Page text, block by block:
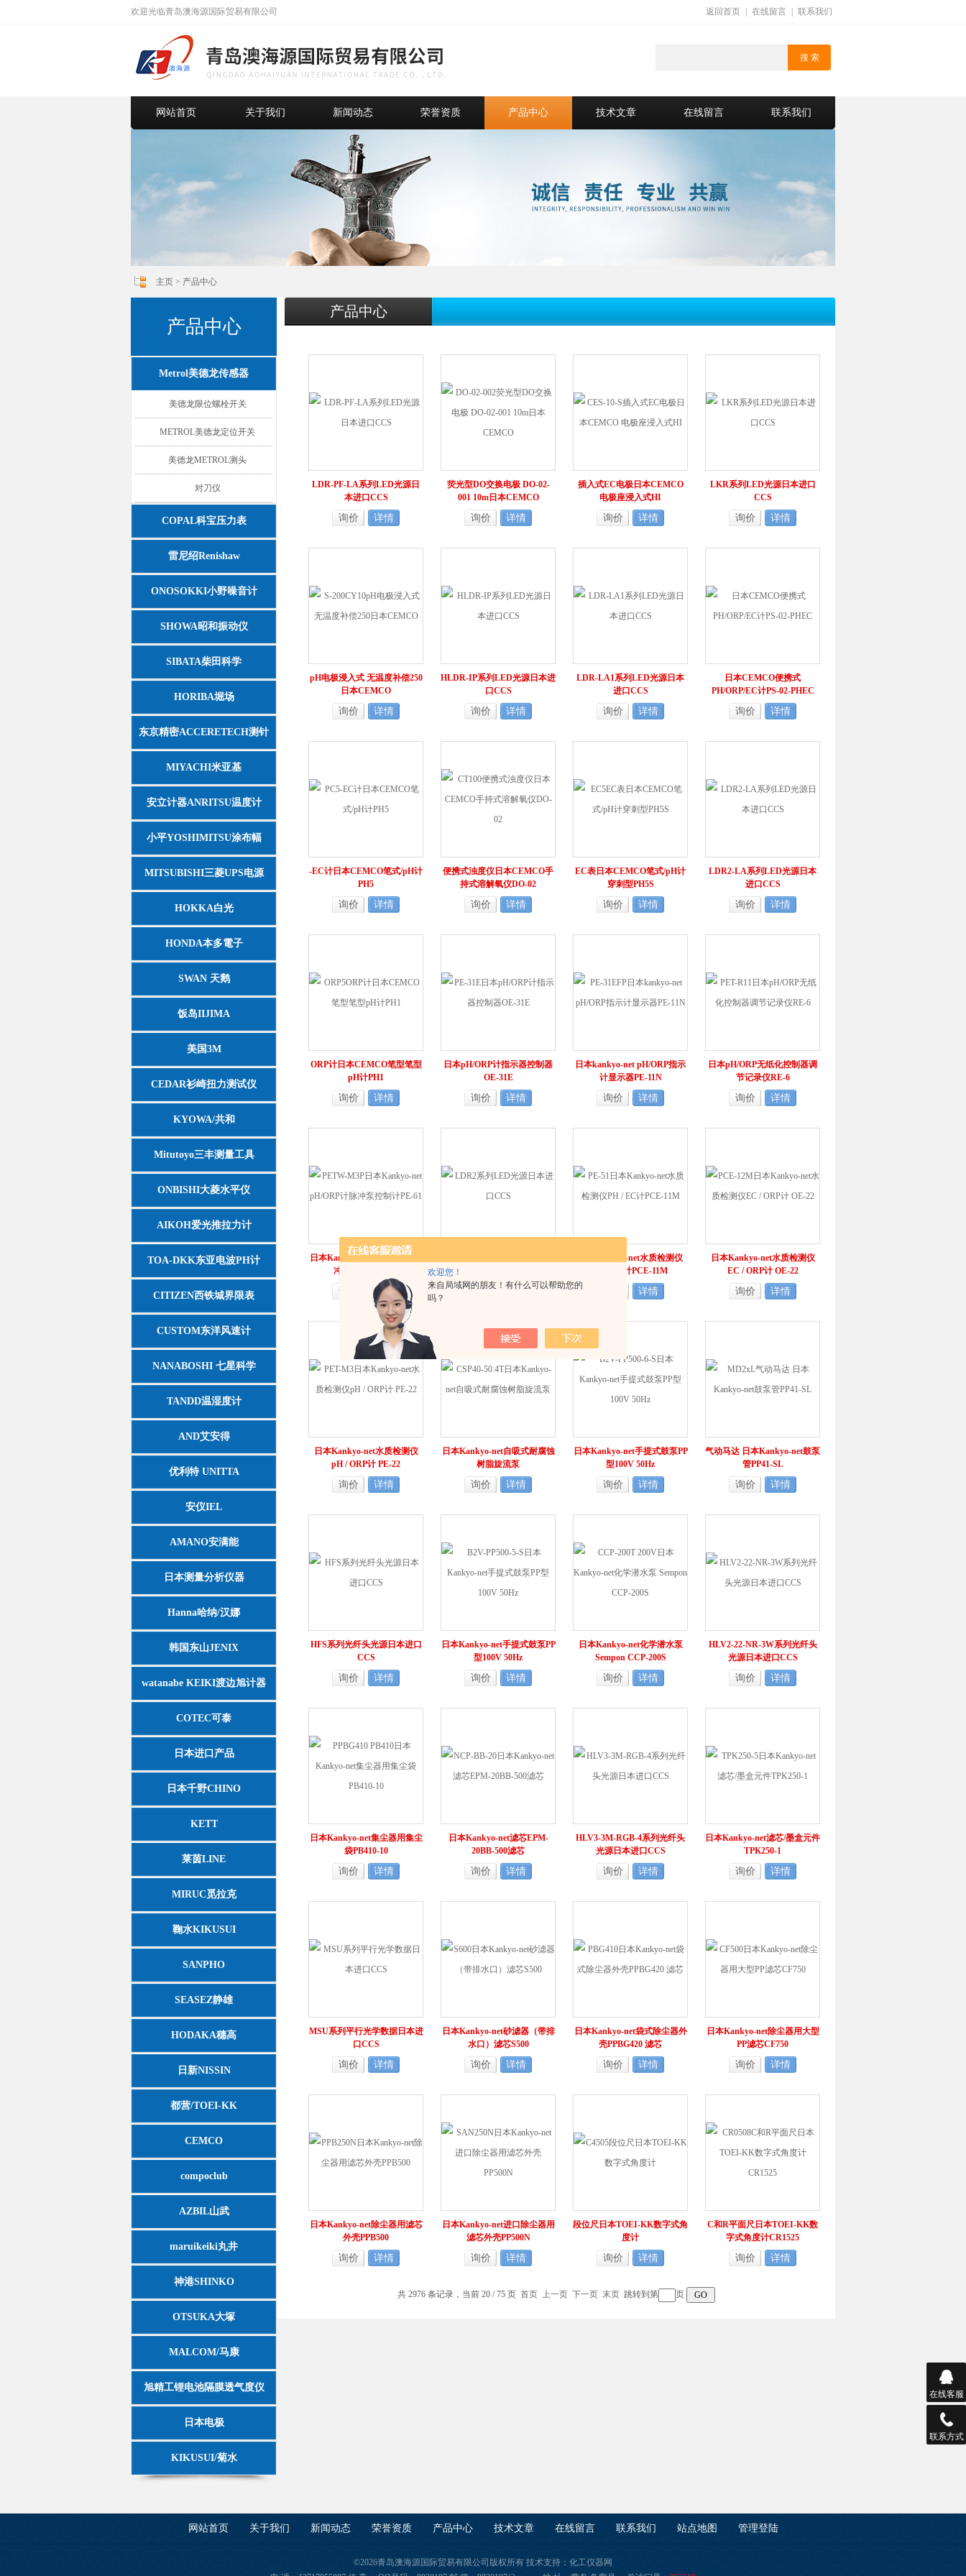
欢迎您！
来自局域网的朋友！有什么可以帮助您的
吗？
欢迎光临青岛澳海源国际贸易有限公司 返回首页 在线留言 联系我们
网站首页 关于我们 新闻动态 荣誉资质 产品中心 技术文章 在线留言 联系我们
主页 > 产品中心
产品中心
Metrol美德龙传感器
美德龙限位螺栓开关
METROL美德龙定位开关
美德龙METROL测头
对刀仪
COPAL科宝压力表
雷尼绍Renishaw
ONOSOKKI小野噪音计
SHOWA昭和振动仪
SIBATA柴田科学
HORIBA堀场
东京精密ACCERETECH测针
MIYACHI米亚基
安立计器ANRITSU温度计
小平YOSHIMITSU涂布幅
MITSUBISHI三菱UPS电源
HOKKA白光
HONDA本多電子
SWAN 天鹅
饭岛IIJIMA
美国3M
CEDAR衫崎扭力测试仪
KYOWA/共和
Mitutoyo三丰测量工具
ONBISHI大菱水平仪
AIKOH爱光推拉力计
TOA-DKK东亚电波PH计
CITIZEN西铁城界限表
CUSTOM东洋风速计
NANABOSHI 七星科学
TANDD温湿度计
AND艾安得
优利特 UNITTA
安仪IEL
AMANO安满能
日本测量分析仪器
Hanna哈纳/汉娜
韩国东山JENIX
watanabe KEIKI渡边旭计器
COTEC可泰
日本进口产品
日本千野CHINO
KETT
莱茵LINE
MIRUC觅拉克
鞠水KIKUSUI
SANPHO
SEASEZ静雄
HODAKA穗高
日新NISSIN
都营/TOEI-KK
CEMCO
compoclub
AZBIL山武
maruikeiki丸井
神港SHINKO
OTSUKA大塚
MALCOM/马康
旭精工锂电池隔膜透气度仪
日本电极
KIKUSUI/菊水
产品中心
LDR-PF-LA系列LED光源日
本进口CCS
询价 详情
荧光型DO交换电极 DO-02-
001 10m日本CEMCO
询价 详情
插入式EC电极日本CEMCO
电极座浸入式HI
询价 详情
LKR系列LED光源日本进口
CCS
询价 详情
pH电极浸入式 无温度补偿250
日本CEMCO
询价 详情
HLDR-IP系列LED光源日本进
口CCS
询价 详情
LDR-LA1系列LED光源日本
进口CCS
询价 详情
日本CEMCO便携式
PH/ORP/EC计PS-02-PHEC
询价 详情
-EC计日本CEMCO笔式/pH计
PH5
询价 详情
便携式浊度仪日本CEMCO手
持式溶解氧仪DO-02
询价 详情
EC表日本CEMCO笔式/pH计
穿刺型PH5S
询价 详情
LDR2-LA系列LED光源日本
进口CCS
询价 详情
ORP计日本CEMCO笔型笔型
pH计PH1
询价 详情
日本pH/ORP计指示器控制器
OE-31E
询价 详情
日本kankyo-net pH/ORP指示
计显示器PE-11N
询价 详情
日本pH/ORP无纸化控制器调
节记录仪RE-6
询价 详情
日本Kankyo-net pH/ORP计脉
冲泵控制计PE-61
询价 详情 询价 详情
日本Kankyo-net水质检测仪
PH / EC计PCE-11M
详情
日本Kankyo-net水质检测仪
EC / ORP计 OE-22
询价 详情
日本Kankyo-net水质检测仪
pH / ORP计 PE-22
询价 详情
日本Kankyo-net自吸式耐腐蚀
树脂旋流泵
询价 详情
日本Kankyo-net手提式鼓泵PP
型100V 50Hz
询价 详情
气动马达 日本Kankyo-net鼓泵
管PP41-SL
询价 详情
HFS系列光纤头光源日本进口
CCS
询价 详情
日本Kankyo-net手提式鼓泵PP
型100V 50Hz
询价 详情
日本Kankyo-net化学潜水泵
Sempon CCP-200S
询价 详情
HLV2-22-NR-3W系列光纤头
光源日本进口CCS
询价 详情
日本Kankyo-net集尘器用集尘
袋PB410-10
询价 详情
日本Kankyo-net滤芯EPM-
20BB-500滤芯
询价 详情
HLV3-3M-RGB-4系列光纤头
光源日本进口CCS
询价 详情
日本Kankyo-net滤芯/墨盒元件
TPK250-1
询价 详情
MSU系列平行光学数据日本进
口CCS
询价 详情
日本Kankyo-net砂滤器（带排
水口）滤芯S500
询价 详情
日本Kankyo-net袋式除尘器外
壳PPBG420 滤芯
询价 详情
日本Kankyo-net除尘器用大型
PP滤芯CF750
询价 详情
日本Kankyo-net除尘器用滤芯
外壳PPB500
询价 详情
日本Kankyo-net进口除尘器用
滤芯外壳PP500N
询价 详情
段位尺日本TOEI-KK数字式角
度计
询价 详情
C和R平面尺日本TOEI-KK数
字式角度计CR1525
询价 详情
共 2976 条记录，当前 20 / 75 页 首页 上一页 下一页 末页跳转到第 页
网站首页 关于我们 新闻动态 荣誉资质 产品中心 技术文章 在线留言 联系我们 站点地图 管理登陆
©2026青岛澳海源国际贸易有限公司版权所有 技术支持： 化工仪器网
在线客服
联系方式